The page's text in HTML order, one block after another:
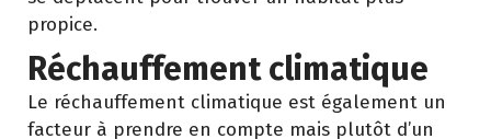
propice.
Réchauffement climatique
Le réchauffement climatique est également un
facteur à prendre en compte mais plutôt d’un